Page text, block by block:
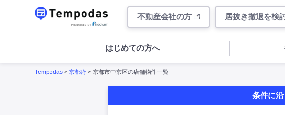
不動産会社の方 居抜き撤退を検
はじめての方へ
Tempodas > 京都府 > 京都市中京区の店舗物件一覧
条件に沿